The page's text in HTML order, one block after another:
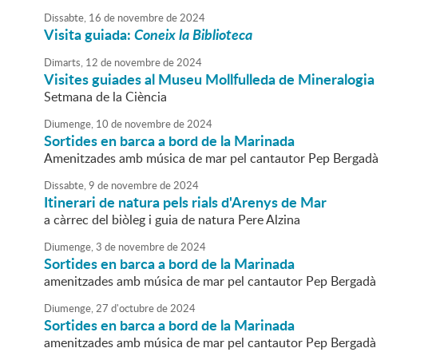
Dissabte, 16 de novembrede2024
Visita guiada:Coneix la Biblioteca
Dimarts, 12 de novembrede2024
Visites guiades al Museu Mollfulleda de Mineralogia
Setmana de la Ciència
Diumenge, 10 de novembrede2024
Sortides en barca a bord de la Marinada
Amenitzades amb música de mar pel cantautor Pep Bergadà
Dissabte,9 de novembrede2024
Itinerari de natura pels rials d'Arenys de Mar
a càrrec del biòleg i guia de natura Pere Alzina
Diumenge,3 de novembrede2024
Sortides en barca a bord de la Marinada
amenitzades amb música de mar pel cantautor Pep Bergadà
Diumenge,27 d'octubrede2024
Sortides en barca a bord de la Marinada
amenitzades amb música de mar pel cantautor Pep Bergadà